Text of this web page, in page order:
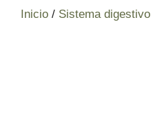
Inicio / Sistema digestivo